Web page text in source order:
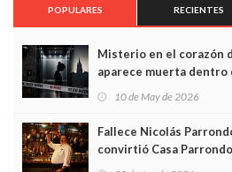
POPULARES RECIENTES
Misterio en el corazón
aparece muerta dentro
edificio y las cámaras
10 de May de 2026
Fallece Nicolás
convirtió Casa
Asturias en Madrid